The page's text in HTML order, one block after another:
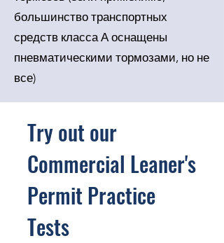
большинство транспортных
средств класса А оснащены
пневматическими тормозами, но не
все)
Try out our
Commercial Leaner's
Permit Practice
Tests